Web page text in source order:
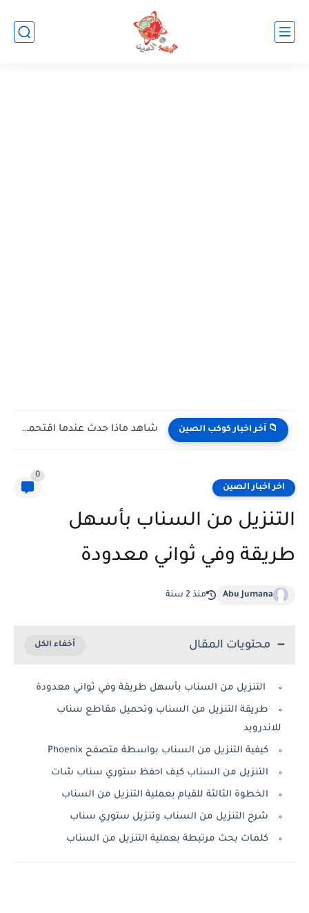
📁 آخر اخبار كوكب الصين شاهد كيف يتغلب النمس على الكوبرا في مواجهة تعتمد على...
اخر اخبار الصين
0
التنزيل من السناب بأسهل
طريقة وفي ثواني معدودة
Abu Jumana منذ 2 سنة
محتويات المقال
التنزيل من السناب بأسهل طريقة وفي ثواني معدودة
طريقة التنزيل من السناب وتحميل مقاطع سناب
للاندرويد
كيفية التنزيل من السناب بواسطة متصفح Phoenix
التنزيل من السناب كيف احفظ ستوري سناب شات
الخطوة الثالثة للقيام بعملية التنزيل من السناب
شرح التنزيل من السناب وتنزيل ستوري سناب
كلمات بحث مرتبطة بعملية التنزيل من السناب